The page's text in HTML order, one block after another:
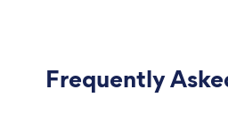
Frequently